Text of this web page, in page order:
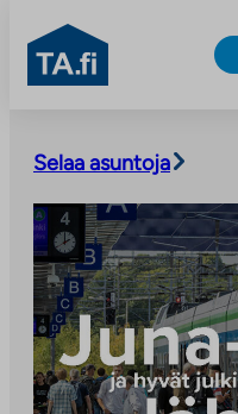
sisältöön
TA.fi
Selaa asuntoja